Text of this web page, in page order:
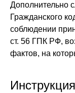
Дополнительно
Гражданского
соблюдении
ст. 56 ГПК РФ,
фактов, на